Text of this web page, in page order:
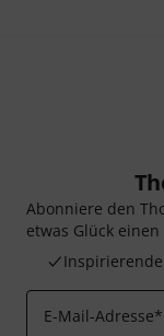
Abonniere den
etwas Glück einen
E-Mail-Adresse*